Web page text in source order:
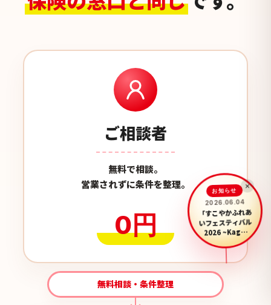
×
お知らせ
2026.06.04
「すこやかふれあ
いフェスティバル
2026 ~Kag…
ご相談者
無料で相談。
営業されずに条件を整理。
0円
無料相談・条件整理
無料相談を予約する LINEで気軽に相談する